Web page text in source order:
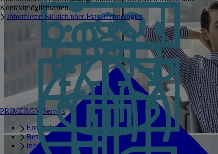
PRIMERGY Servers
Enterprise AI Server Portfolio
Benchmarks
Infrastructure Manager
Kontaktmöglichkeiten.
Informieren Sie sich über Fsas Technologies